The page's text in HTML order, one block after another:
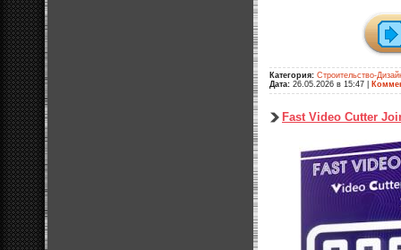
Категория: Строительство-
Дата: 26.05.2026 в 15:47
Fast Video Cutter